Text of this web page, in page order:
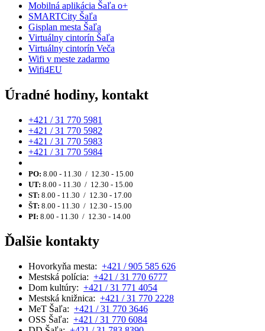
Mobilná aplikácia Šaľa o+
SMARTCity Šaľa
Gisplan mesta Šaľa
Virtuálny cintorín Šaľa
Virtuálny cintorín Veča
Wifi v meste zadarmo
Wifi4EU
Úradné hodiny, kontakt
+421 / 31 770 5981
+421 / 31 770 5982
+421 / 31 770 5983
+421 / 31 770 5984
PO: 8.00 - 11.30 / 12.30 - 15.00
UT: 8.00 - 11.30 / 12.30 - 15.00
ST: 8.00 - 11.30 / 12.30 - 17.00
ŠT: 8.00 - 11.30 / 12.30 - 15.00
PI: 8.00 - 11.30 / 12.30 - 14.00
Ďalšie kontakty
Hovorkyňa mesta: +421 / 905 585 626
Mestská polícia: +421 / 31 770 6777
Dom kultúry: +421 / 31 771 4054
Mestská knižnica: +421 / 31 770 2228
MeT Šaľa: +421 / 31 770 3646
OSS Šaľa: +421 / 31 770 6084